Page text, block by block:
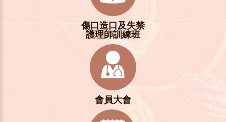
傷口造口及失禁
護理師訓練班
會員大會